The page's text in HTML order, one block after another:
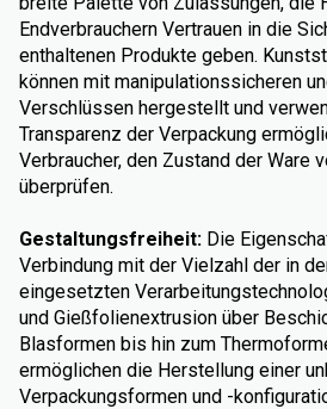
Endverbrauchern Vertrauen in die
enthaltenen Produkte geben.
können mit manipulationssicheren
Verschlüssen hergestellt und
Transparenz der Verpackung
Verbraucher, den Zustand der Ware
überprüfen.
Gestaltungsfreiheit: Die
Verbindung mit der Vielzahl der in
eingesetzten
und Gießfolienextrusion über
Blasformen bis hin zum
ermöglichen die Herstellung einer
Verpackungsformen und -